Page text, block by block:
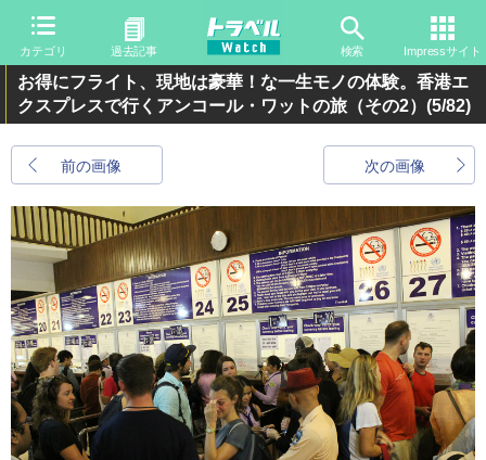
カテゴリ 過去記事 検索 Impressサイト
お得にフライト、現地は豪華！な一生モノの体験。香港エ
クスプレスで行くアンコール・ワットの旅（その2） (5/82)
前の画像 次の画像